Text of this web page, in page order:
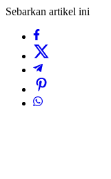
Sebarkan artikel ini